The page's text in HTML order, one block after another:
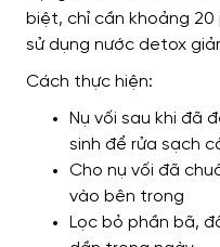
biệt, chỉ cần khoảng
sử dụng nước detox
Cách thực hiện:
Nụ vối sau khi đã
sinh để rửa sạch
Cho nụ vối đã
vào bên trong
Lọc bỏ phần bã,